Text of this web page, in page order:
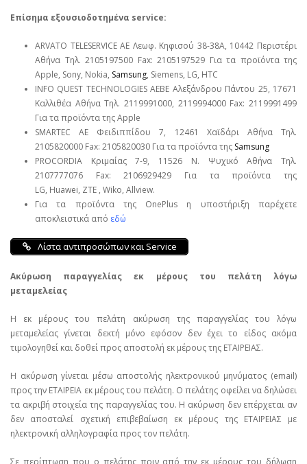
Επίσημα εξουσιοδοτημένα service:
ARVATO TELESERVICE ΑΕ Λεωφ. Κηφισού 38-38Α, 10442 Περιστέρι
Αθήνα Τηλ. 2105197500 Fax: 2105197529 Για τα προϊόντα της
Apple, Sony, Nokia, Samsung, Siemens, LG, HTC
INFO QUEST TECHNOLOGIES ΑΕΒΕ Αλεξάνδρου Πάντου 25, 17671
Καλλιθέα Αθήνα Τηλ. 2119991000, 2119994000 Fax: 2119991499
Για τα προϊόντα της Apple
SMARTEC ΑΕ Φειδιππίδου 7, 12461 Χαϊδάρι Αθήνα Τηλ.
2105820000 Fax: 2105820030 Για τα προϊόντα της Samsung
PROCORDIA Κριμαίας 7-9, 11526 Ν. Ψυχικό Αθήνα Τηλ.
2107777076 Fax: 2106929429 Για τα προϊόντα της
LG, Huawei, ΖΤΕ , Wiko, Allview.
Για τα προϊόντα της OnePlus η υποστήριξη παρέχετε
αποκλειστικά από εδώ
Λίστα αντιπροσώπων και Service
Ακύρωση παραγγελίας εκ μέρους του πελάτη λόγω
μεταμελείας
Η εκ μέρους του πελάτη ακύρωση της παραγγελίας του λόγω
μεταμελείας γίνεται δεκτή μόνο εφόσον δεν έχει το είδος ακόμα
τιμολογηθεί και δοθεί προς αποστολή εκ μέρους της ΕΤΑΙΡΕΙΑΣ.
Η ακύρωση γίνεται μέσω αποστολής ηλεκτρονικού μηνύματος (email)
προς την ΕΤΑΙΡΕΙΑ εκ μέρους του πελάτη. Ο πελάτης οφείλει να δηλώσει
τα ακριβή στοιχεία της παραγγελίας του. Η ακύρωση δεν επέρχεται αν
δεν αποσταλεί σχετική επιβεβαίωση εκ μέρους της ΕΤΑΙΡΕΙΑΣ με
ηλεκτρονική αλληλογραφία προς τον πελάτη.
Σε περίπτωση που ο πελάτης πριν από την εκ μέρους του δήλωση